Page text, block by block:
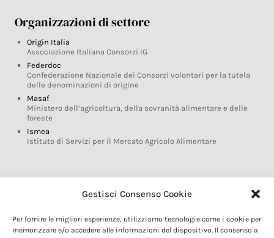
Gestisci Consenso Cookie
Per fornire le migliori esperienze, utilizziamo tecnologie come i cookie per
memorizzare e/o accedere alle informazioni del dispositivo. Il consenso a
Organizzazioni di settore
Origin Italia
Associazione Italiana Consorzi IG
Federdoc
Confederazione Nazionale dei Consorzi volontari per la tutela
delle denominazioni di origine
Masaf
Ministero dell’agricoltura, della sovranità alimentare e delle
foreste
Ismea
Istituto di Servizi per il Mercato Agricolo Alimentare
Glossario DOP IGP
Marchi DOP IGP